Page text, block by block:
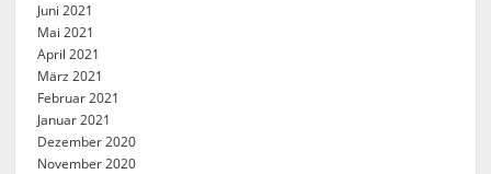
Juni 2021
Mai 2021
April 2021
März 2021
Februar 2021
Januar 2021
Dezember 2020
November 2020